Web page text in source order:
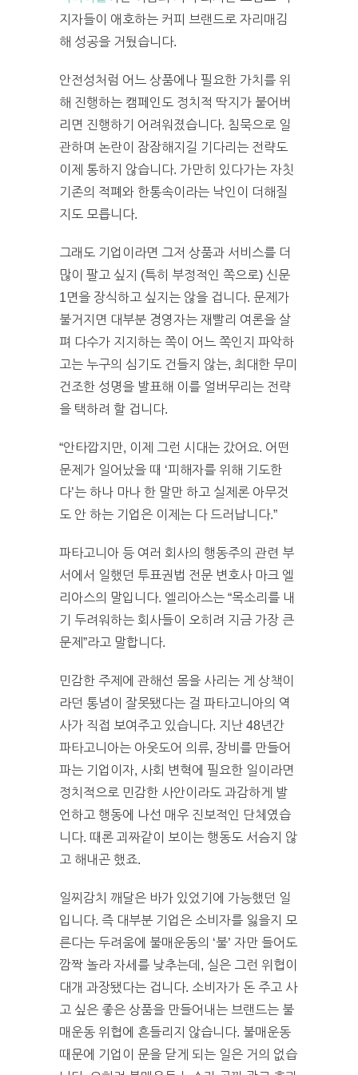
지자들이 애호하는 커피 브랜드로 자리매김
해 성공을 거뒀습니다.
안전성처럼 어느 상품에나 필요한 가치를 위
해 진행하는 캠페인도 정치적 딱지가 붙어버
리면 진행하기 어려워졌습니다. 침묵으로 일
관하며 논란이 잠잠해지길 기다리는 전략도
이제 통하지 않습니다. 가만히 있다가는 자칫
기존의 적폐와 한통속이라는 낙인이 더해질
지도 모릅니다.
그래도 기업이라면 그저 상품과 서비스를 더
많이 팔고 싶지 (특히 부정적인 쪽으로) 신문
1면을 장식하고 싶지는 않을 겁니다. 문제가
불거지면 대부분 경영자는 재빨리 여론을 살
펴 다수가 지지하는 쪽이 어느 쪽인지 파악하
고는 누구의 심기도 건들지 않는, 최대한 무미
건조한 성명을 발표해 이를 얼버무리는 전략
을 택하려 할 겁니다.
“안타깝지만, 이제 그런 시대는 갔어요. 어떤
문제가 일어났을 때 ‘피해자를 위해 기도한
다’는 하나 마나 한 말만 하고 실제론 아무것
도 안 하는 기업은 이제는 다 드러납니다.”
파타고니아 등 여러 회사의 행동주의 관련 부
서에서 일했던 투표권법 전문 변호사 마크 엘
리아스의 말입니다. 엘리아스는 “목소리를 내
기 두려워하는 회사들이 오히려 지금 가장 큰
문제”라고 말합니다.
민감한 주제에 관해선 몸을 사리는 게 상책이
라던 통념이 잘못됐다는 걸 파타고니아의 역
사가 직접 보여주고 있습니다. 지난 48년간
파타고니아는 아웃도어 의류, 장비를 만들어
파는 기업이자, 사회 변혁에 필요한 일이라면
정치적으로 민감한 사안이라도 과감하게 발
언하고 행동에 나선 매우 진보적인 단체였습
니다. 때론 괴짜같이 보이는 행동도 서슴지 않
고 해내곤 했죠.
일찌감치 깨달은 바가 있었기에 가능했던 일
입니다. 즉 대부분 기업은 소비자를 잃을지 모
른다는 두려움에 불매운동의 ‘불’ 자만 들어도
깜짝 놀라 자세를 낮추는데, 실은 그런 위협이
대개 과장됐다는 겁니다. 소비자가 돈 주고 사
고 싶은 좋은 상품을 만들어내는 브랜드는 불
매운동 위협에 흔들리지 않습니다. 불매운동
때문에 기업이 문을 닫게 되는 일은 거의 없습